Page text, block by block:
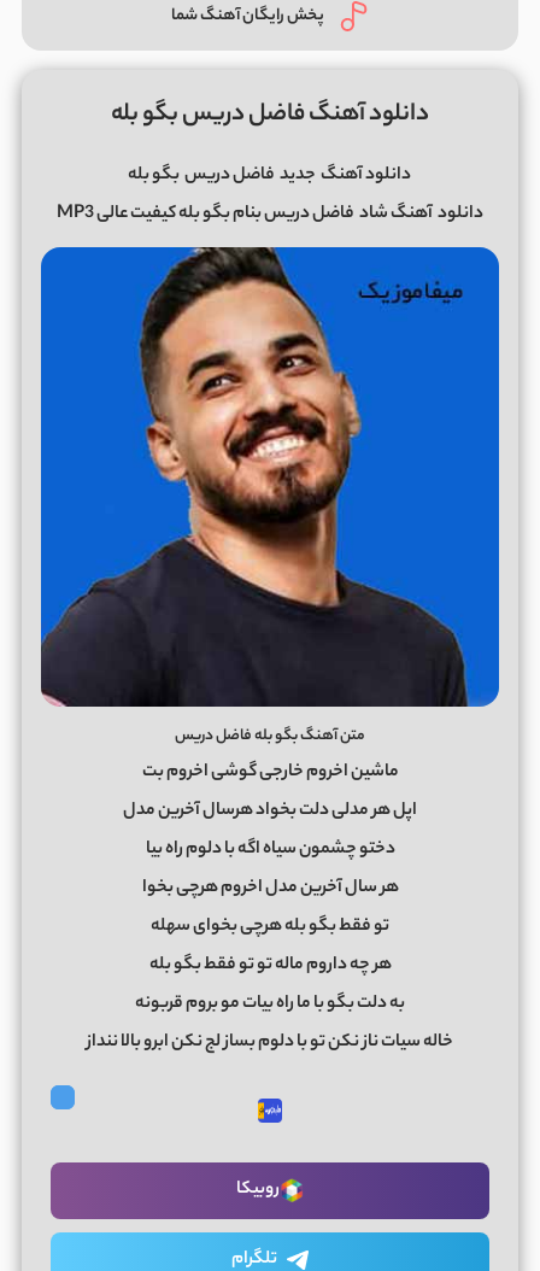
پخش رایگان آهنگ شما
دانلود آهنگ فاضل دریس بگو بله
دانلود آهنگ جدید فاضل دریسبگو بله
دانلودآهنگ شاد فاضل دریس بنام بگو بله کیفیت عالی MP3
متن آهنگ بگو بله فاضل دریس
ماشین اخروم خارجی گوشی اخروم بت
اپل هر مدلی دلت بخواد هرسال آخرین مدل
دختو چشمون سیاه اگه با دلوم راه بیا
هر سال آخرین مدل اخروم هرچی بخوا
تو فقط بگو بله هرچی بخوای سهله
هر چه داروم ماله تو تو فقط بگو بله
به دلت بگو با ما راه بیات مو بروم قربونه
خاله سیات ناز نکن تو با دلوم بساز لج نکن ابرو بالا ننداز
روبیکا
تلگرام